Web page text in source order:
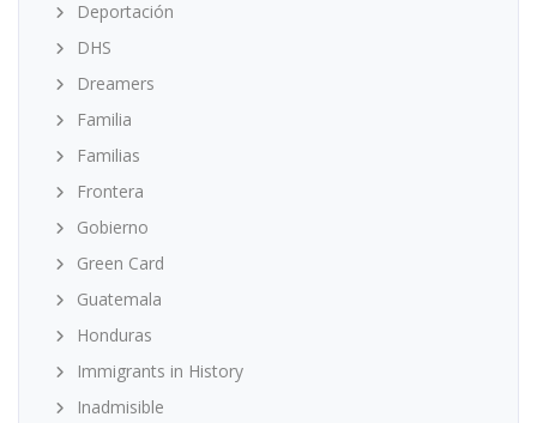
Deportación
DHS
Dreamers
Familia
Familias
Frontera
Gobierno
Green Card
Guatemala
Honduras
Immigrants in History
Inadmisible